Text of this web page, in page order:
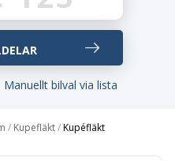
Manuellt bilval via lista
/ Kupefläkt/Kupéfläkt